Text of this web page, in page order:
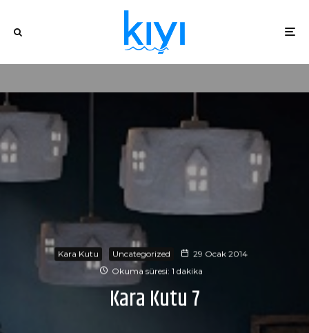
Kara Kutu Uncategorized
29 Ocak 2014
Okuma süresi: 1 dakika
Kara Kutu 7